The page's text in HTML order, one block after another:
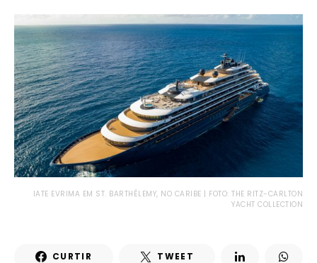
IATE EVRIMA EM ST. BARTHÉLEMY, NO CARIBE | FOTO: THE RITZ-CARLTON
YACHT COLLECTION
CURTIR TWEET